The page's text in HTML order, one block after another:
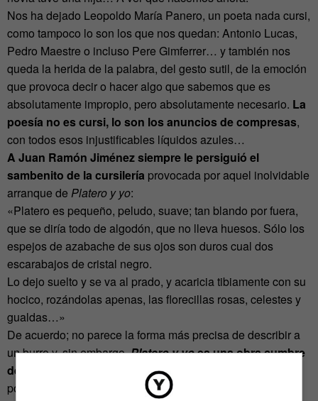
Nos ha dejado Leopoldo María Panero, un poeta nada cursi,
como tampoco lo son los que nos quedan: Antonio Lucas,
Pedro Maestre o incluso Pere Gimferrer… y también nos
queda la herida de la palabra, del gesto sutil, de la emoción
que provoca decir o hacer algo que sabemos que es
absolutamente impropio, pero absolutamente necesario. La
poesía no es cursi, lo son los anuncios de compresas,
con todos esos injustificables líquidos azules…
A Juan Ramón Jiménez siempre le persiguió el
sambenito de la cursilería provocada por aquel inolvidable
arranque de Platero y yo:
«Platero es pequeño, peludo, suave; tan blando por fuera,
que se diría todo de algodón, que no lleva huesos. Sólo los
espejos de azabache de sus ojos son duros cual dos
escarabajos de cristal negro.
Lo dejo suelto y se va al prado, y acaricia tibiamente con su
hocico, rozándolas apenas, las florecillas rosas, celestes y
gualdas…»
De acuerdo; no parece la forma más precisa de describir a
un burro y, sin embargo,Platero y yoes una obra cumbre
de la lírica
, a pesar de que muchos llegamos a odiarla
porque nos la impusieron en aquel remoto ciclo formativo